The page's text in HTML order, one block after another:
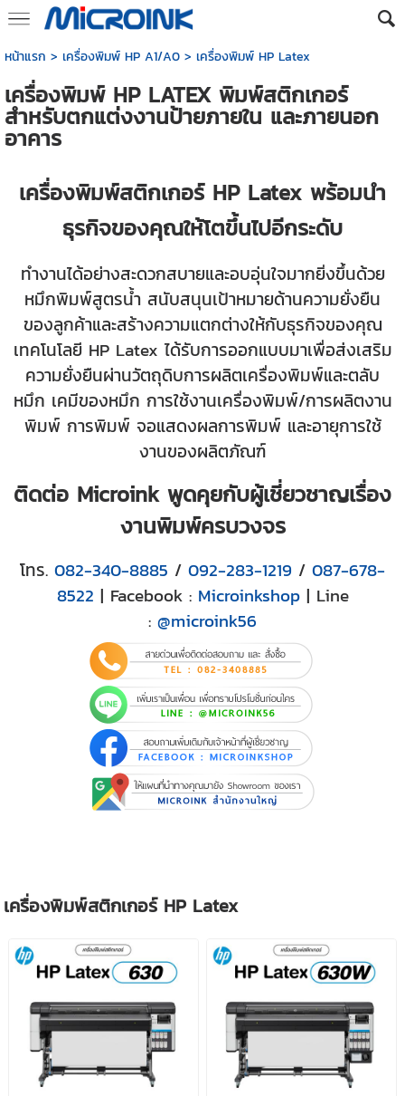
หน้าแรก > เครื่องพิมพ์ HP A1/A0> เครื่องพิมพ์ HP Latex
เครื่องพิมพ์ HP LATEX พิมพ์สติกเกอร์
สำหรับตกแต่งงานป้ายภายใน และภายนอก
อาคาร
เครื่องพิมพ์สติกเกอร์ HP Latex พร้อมนำ
ธุรกิจของคุณให้โตขึ้นไปอีกระดับ
ทำงานได้อย่างสะดวกสบายและอบอุ่นใจมากยิ่งขึ้นด้วย
หมึกพิมพ์สูตรน้ำ สนับสนุนเป้าหมายด้านความยั่งยืน
ของลูกค้าและสร้างความแตกต่างให้กับธุรกิจของคุณ
เทคโนโลยี HP Latex ได้รับการออกแบบมาเพื่อส่งเสริม
ความยั่งยืนผ่านวัตถุดิบการผลิตเครื่องพิมพ์และตลับ
หมึก เคมีของหมึก การใช้งานเครื่องพิมพ์/การผลิตงาน
พิมพ์ การพิมพ์ จอแสดงผลการพิมพ์ และอายุการใช้
งานของผลิตภัณฑ์
ติดต่อ Microink พูดคุยกับผู้เชี่ยวชาญเรื่อง
งานพิมพ์ครบวงจร
โทร. 082-340-8885 / 092-283-1219 / 087-678-
8522 | Facebook : Microinkshop| Line
: @microink56
เครื่องพิมพ์สติกเกอร์ HP Latex